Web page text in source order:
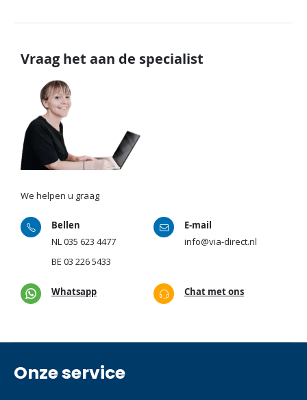
Vraag het aan de specialist
We helpen u graag
Bellen
NL035 623 4477
BE 03 226 5433
E-mail
info@via-direct.nl
Whatsapp Chat met ons
Onze service